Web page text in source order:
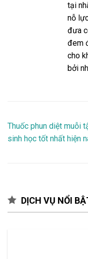
tại
nỗ
đưa
đem
cho
bởi
Thuốc phun diệt muỗi
sinh học tốt nhất hiện
DỊCH VỤ NỔI